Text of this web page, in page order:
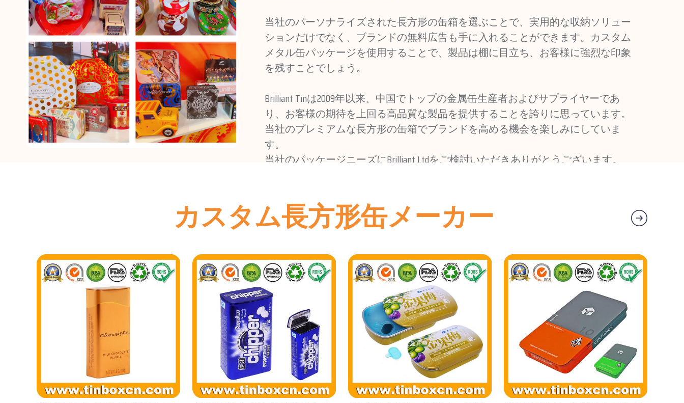
当社のパーソナライズされた長方形の缶箱を選ぶことで、実用的な収納ソリュー
ションだけでなく、ブランドの無料広告も手に入れることができます。カスタム
メタル缶パッケージを使用することで、製品は棚に目立ち、お客様に強烈な印象
を残すことでしょう。
Brilliant Tinは2009年以来、中国でトップの金属缶生産者およびサプライヤーであ
り、お客様の期待を上回る高品質な製品を提供することを誇りに思っています。
当社のプレミアムな長方形の缶箱でブランドを高める機会を楽しみにしていま
す。
当社のパッケージニーズにBrilliant Ltdをご検討いただきありがとうございます。
Brilliant Tin Box Manufacturing Co.,Ltd チーム
カスタム長方形缶メーカー